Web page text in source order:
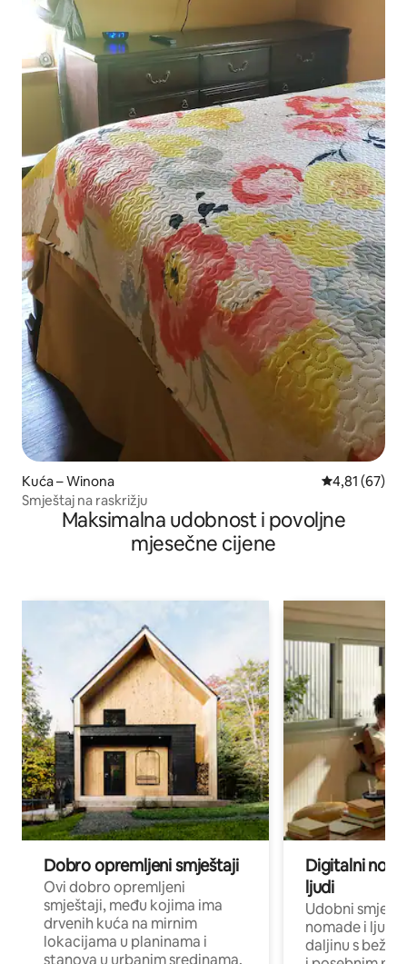
Kuća – Winona Prosječna
4,81 (67)
Smještaj na raskrižju
Maksimalna udobnost i povoljne
mjesečne cijene
Dobro opremljeni smještaji
Ovi dobro opremljeni
smještaji, među kojima ima
drvenih kuća na mirnim
lokacijama u planinama i
stanova u urbanim sredinama,
Digitalni
ljudi
Udobni
nomade i ljude
daljinu s